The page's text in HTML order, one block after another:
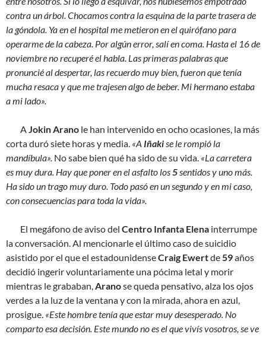
contra un árbol. Chocamos contra la esquina de la parte trasera de
la góndola. Ya en el hospital me metieron en el quirófano para
operarme de la cabeza. Por algún error, salí en coma. Hasta el 16 de
noviembre no recuperé el habla. Las primeras palabras que
pronuncié al despertar, las recuerdo muy bien, fueron que tenía
mucha resaca y que me trajesen algo de beber. Mi hermano estaba
a mi lado».
AJokin Arano le han intervenido en ocho ocasiones, la más
corta duró siete horas y media. «A Iñakise le rompió la
mandíbula». No sabe bien qué ha sido de su vida. «La carretera
es muy dura. Hay que poner en el asfalto los5sentidos y uno más.
Ha sido un trago muy duro. Todo pasó en un segundo y en mi caso,
con consecuencias para toda la vida».
El megáfono de aviso del Centro Infanta Elena interrumpe
la conversación. Al mencionarle el último caso de suicidio
asistido por el que el estadounidenseCraig Ewertde59años
decidió ingerir voluntariamente una pócima letal y morir
mientras le grababan,Aranose queda pensativo, alza los ojos
verdes a la luz de la ventana y con la mirada, ahora en azul,
prosigue. «Este hombre tenía que estar muy desesperado. No
comparto esa decisión. Este mundo no es el que vivís vosotros, se ve